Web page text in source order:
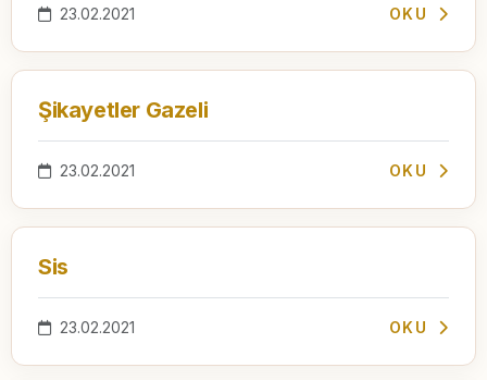
23.02.2021 OKU
Şikayetler Gazeli
23.02.2021 OKU
Sis
23.02.2021 OKU